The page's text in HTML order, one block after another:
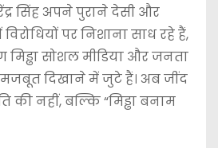
सिंह अपने पुराने देसी और
पर निशाना साध रहे हैं,
सोशल मीडिया और जनता
दिखाने में जुटे हैं। अब जींद
की नहीं, बल्कि “मिड्ढा बनाम